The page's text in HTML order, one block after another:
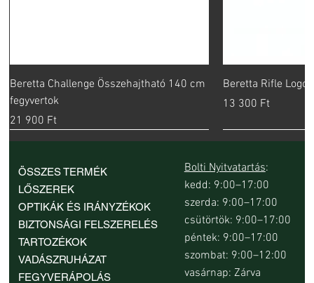
Beretta Challenge Összehajtható 140 cm
fegyvertok
Ár
21 900 Ft
Beretta Rifle Logo
Ár
13 300 Ft
ÖSSZES TERMÉK
LŐSZEREK
OPTIKÁK ÉS IRÁNYZÉKOK
BIZTONSÁGI FELSZERELÉS
TARTOZÉKOK
VADÁSZRUHÁZAT
FEGYVERÁPOLÁS
Bolti Nyitvatartás:
kedd: 9:00–17:00
szerda: 9:00–17:00
csütörtök: 9:00–17:00
péntek: 9:00–17:00
szombat: 9:00–12:00
vasárnap: Zárva